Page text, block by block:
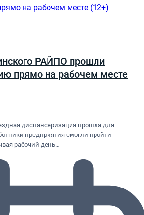
РАЙПО прошли
прямо на рабочем месте
диспансеризация прошла для
предприятия смогли пройти
рабочий день…